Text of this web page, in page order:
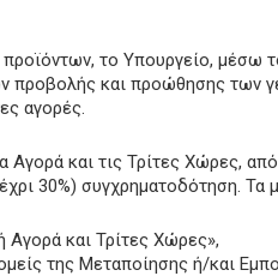
προϊόντων, το Υπουργείο,
προβολής και προώθησης των
αγορές.
και τις Τρίτες Χώρες,
30%) συγχρηματοδότηση. Τα
και Τρίτες Χώρες»,
της Μεταποίησης ή/και